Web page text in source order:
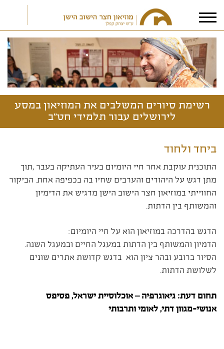
אני מאשר/ת את תנאי הפרטיות
רשימת סיורים המשלבים את המוזיאון במסע
לירושלים עבור תלמידי חט"ב
ביחד ולחוד
התוכנית עוקבת אחר חיי היומיום בעיר העתיקה בעבר ,תוך
מתן דגש על היהודים והערבים שחיו בה בכפיפה אחת. הביקור
החווייתי במוזיאון חצר הישוב הישן מדגיש את הדימיון
והמשותף בין הדתות.
הדגש בהדרכה במוזיאון הוא על חיי היומיום:
הדמיון והמשותף בין הדתות במעגל החיים ובמעגל השנה.
הסיור ברובע ובהר ציון הוא בדגש קדושת אתרים שונים
לשלושת הדתות.
תחום דעת: גיאוגרפיה – אוכלוסיית ישראל, פסיפס
אנושי-מגוון דתי, לאומי ותרבותי